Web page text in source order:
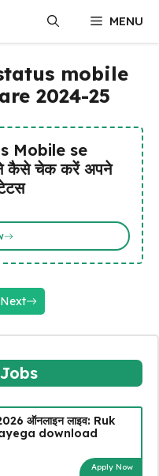
MENU
mobile
2024-25
Mobile se
कैसे चेक करें अपने
Next
2026 ऑनलाइन लाइव: Ruk
download
Apply Now